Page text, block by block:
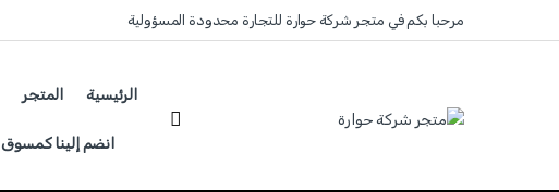
مرحبا بكم في متجر شركة حوارة للتجارة محدودة المسؤولية
الرئيسية المتجر
انضم إلينا كمسوق